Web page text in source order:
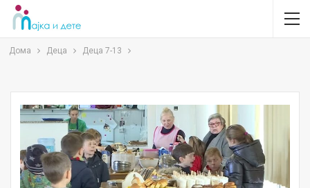
Дома Деца Деца 7-13